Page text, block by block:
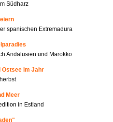
Südharz
spanischen Extremadura
Andalusien und Marokko
Ostsee im Jahr
Meer
in Estland